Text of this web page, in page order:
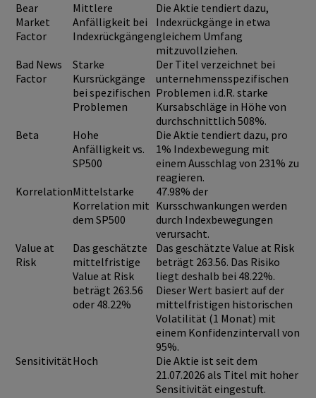
Bear
Market
Factor
Mittlere
Anfälligkeit bei
Indexrückgängen
Die Aktie tendiert dazu,
Indexrückgänge in etwa
gleichem Umfang
mitzuvollziehen.
Bad News
Factor
Starke
Kursrückgänge
bei spezifischen
Problemen
Der Titel verzeichnet bei
unternehmensspezifischen
Problemen i.d.R. starke
Kursabschläge in Höhe von
durchschnittlich 508%.
Beta
Hohe
Anfälligkeit vs.
SP500
Die Aktie tendiert dazu, pro
1% Indexbewegung mit
einem Ausschlag von 231% zu
reagieren.
KorrelationMittelstarke
Korrelation mit
dem SP500
47.98% der
Kursschwankungen werden
durch Indexbewegungen
verursacht.
Value at
Risk
Das geschätzte
mittelfristige
Value at Risk
beträgt 263.56
oder 48.22%
Das geschätzte Value at Risk
beträgt 263.56. Das Risiko
liegt deshalb bei 48.22%.
Dieser Wert basiert auf der
mittelfristigen historischen
Volatilität (1 Monat) mit
einem Konfidenzintervall von
95%.
SensitivitätHoch
Die Aktie ist seit dem
21.07.2026 als Titel mit hoher
Sensitivität eingestuft.